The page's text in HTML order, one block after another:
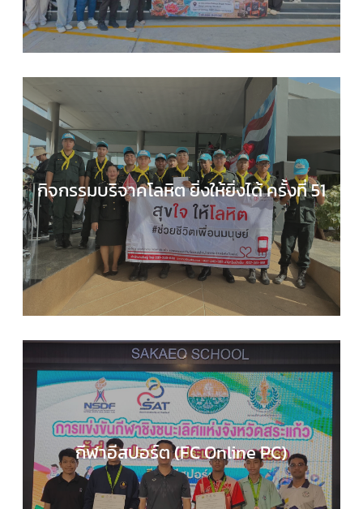
กิจกรรมบริจาคโลหิต ยิ่งให้ยิ่งได้ ครั้งที่ 51
กลุ่มบริหารงานทั่วไป, กิจกรรมของเรา, กิจกรรมนักเ
, ข่าวประชาสัมพันธ์
กีฬาอีสปอร์ต (FC Online PC)
COMPUTER SCIENCE
กลุ่มสาระการเรียนรู้วิทยาศ